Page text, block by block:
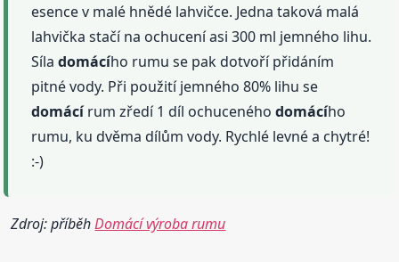
esence v malé hnědé lahvičce. Jedna taková malá
lahvička stačí na ochucení asi 300 ml jemného lihu.
Síladomácího rumu se pak dotvoří přidáním
pitné vody. Při použití jemného 80% lihu se
domácírum zředí 1 díl ochucenéhodomácího
rumu, ku dvěma dílům vody. Rychlé levné a chytré!
:-)
Zdroj: příběhDomácí výroba rumu